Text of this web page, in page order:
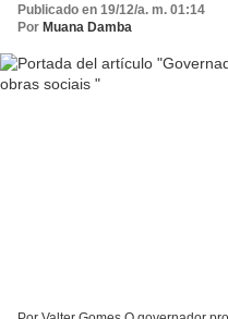
Publicado en 19/12/a. m. 01:14
Por Muana Damba